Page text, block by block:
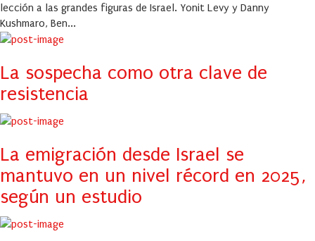
lección a las grandes figuras de Israel. Yonit Levy y Danny
Kushmaro, Ben...
La sospecha como otra clave de
resistencia
La emigración desde Israel se
mantuvo en un nivel récord en 2025,
según un estudio